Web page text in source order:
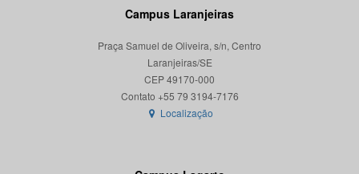
Campus Laranjeiras
Praça Samuel de Oliveira, s/n, Centro
Laranjeiras/SE
CEP 49170-000
Localização